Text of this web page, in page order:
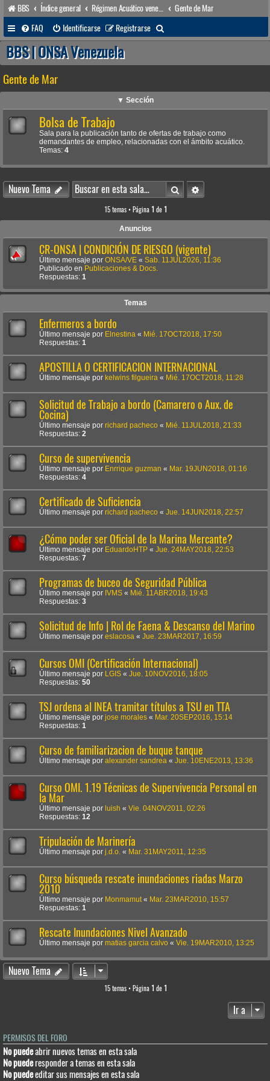
BBS Índice general Régimen Acuático venezolano
Gente de Mar
FAQ
Identificarse Registrarse
u
a
r
BBS | ONSA Venezuela
Gente de Mar
▼ Sección
Bolsa de Trabajo
Sala para la publicación tanto de ofertas de trabajo como
demandantes de empleo, relacionadas con el ámbito acuático.
Temas: 4
Nuevo Tema BuscarBúsqueda avanzada
15 temas • Página 1 de 1
Anuncios
CR-ONSA | CONDICIÓN DE RIESGO (vigente)
Último mensaje por ONSA/VE « Sab. 11JUL2026, 11:36
Publicado en Publicaciones & Docs.
Respuestas: 1
Temas
Enfermeros a bordo
Último mensaje por Elnestina « Mié. 17OCT2018, 17:50
Respuestas: 1
APOSTILLA O CERTIFICACION INTERNACIONAL
Último mensaje por kelwins filgueira « Mié. 17OCT2018, 11:28
Solicitud de Trabajo a bordo (Camarero o Aux. de
Cocina)
Último mensaje por richard pacheco « Mié. 11JUL2018, 21:33
Respuestas: 2
Curso de supervivencia
Último mensaje por Enrrique guzman « Mar. 19JUN2018, 01:16
Respuestas: 4
Certificado de Suficiencia
Último mensaje por richard pacheco « Jue. 14JUN2018, 22:57
¿Cómo poder ser Oficial de la Marina Mercante?
Último mensaje por EduardoHTP « Jue. 24MAY2018, 22:53
Respuestas: 7
Programas de buceo de Seguridad Pública
Último mensaje por IVMS « Mié. 11ABR2018, 19:43
Respuestas: 3
Solicitud de Info | Rol de Faena & Descanso del Marino
Último mensaje por eslacosa « Jue. 23MAR2017, 16:59
Cursos OMI (Certificación Internacional)
Último mensaje por LGIS « Jue. 10NOV2016, 18:05
Respuestas: 50
TSJ ordena al INEA tramitar títulos a TSU en TTA
Último mensaje por jose morales « Mar. 20SEP2016, 15:14
Respuestas: 1
Curso de familiarizacion de buque tanque
Último mensaje por alexander sandrea « Jue. 10ENE2013, 13:36
Curso OMI. 1.19 Técnicas de Supervivencia Personal en
la Mar
Último mensaje por luish « Vie. 04NOV2011, 02:26
Respuestas: 12
Tripulación de Marinería
Último mensaje por j.d.o. « Mar. 31MAY2011, 12:35
Curso búsqueda rescate inundaciones riadas Marzo
2010
Último mensaje por Monmamut « Mar. 23MAR2010, 15:57
Respuestas: 1
Rescate Inundaciones Nivel Avanzado
Último mensaje por matias garcia calvo « Vie. 19MAR2010, 13:25
Nuevo Tema
15 temas • Página 1 de 1
Ir a
PERMISOS DEL FORO
No puedeabrir nuevos temas en esta sala
No puederesponder a temas en esta sala
No puedeeditar sus mensajes en esta sala